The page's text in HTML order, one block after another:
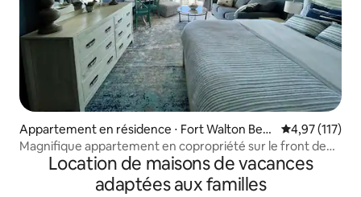
Appartement en résidence ⋅ Fort Walton Bea
ch
Évaluation
4,97 (117)
Magnifique appartement en copropriété sur le front de
mer avec vue imprenable !
Location de maisons de vacances
adaptées aux familles